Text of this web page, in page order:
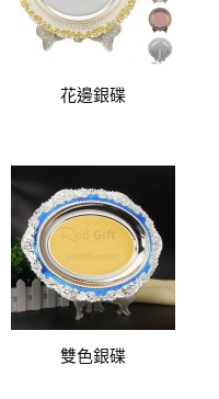
花邊銀碟
雙色銀碟